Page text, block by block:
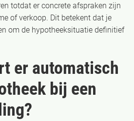
totdat er concrete afspraken zijn
of verkoop. Dit betekent dat je
om de hypotheeksituatie definitief
er automatisch
bij een